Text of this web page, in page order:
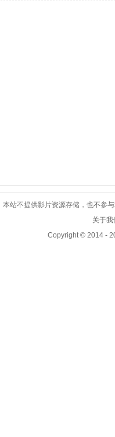
站不提供影片资源存储，也不参
关于
Copyright © 2014 -